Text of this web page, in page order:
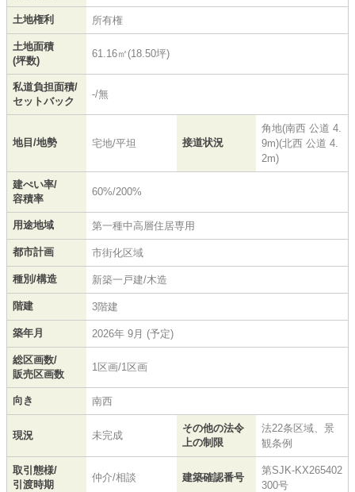
土地権利 所有権
土地面積
(坪数)
61.16㎡(18.50坪)
私道負担面積/
セットバック
-/無
地目/地勢 宅地/平坦 接道状況
角地(南西 公道 4.
9m)(北西 公道 4.
2m)
建ぺい率/
容積率
60%/200%
用途地域 第一種中高層住居専用
都市計画 市街化区域
種別/構造 新築一戸建/木造
階建 3階建
築年月 2026年 9月 (予定)
総区画数/
販売区画数
1区画/1区画
向き 南西
現況 未完成
その他の法令
上の制限
法22条区域、景
観条例
取引態様/
引渡時期
仲介/相談 建築確認番号
第SJK-KX265402
300号